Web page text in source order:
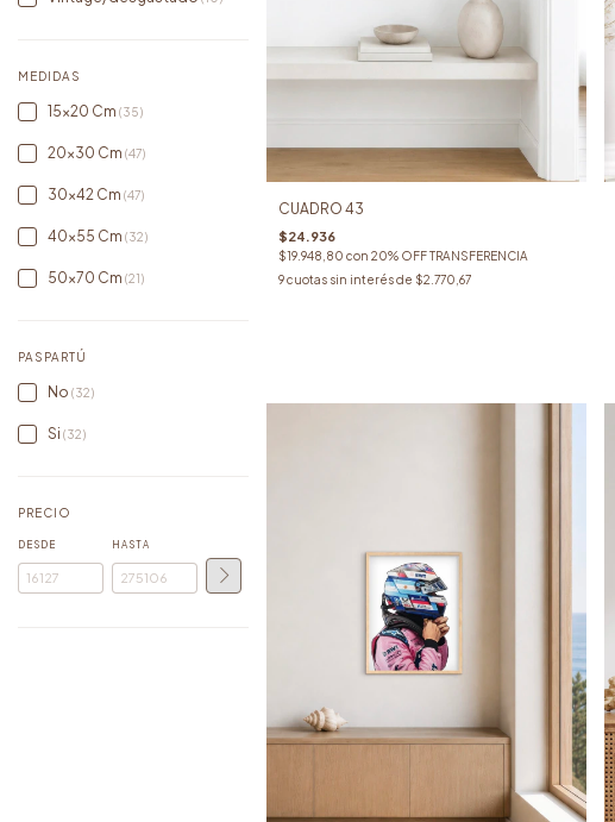
MEDIDAS
15x20 Cm (35)
20x30 Cm (47)
30x42 Cm (47)
40x55 Cm (32)
50x70 Cm (21)
PASPARTÚ
No (32)
Si (32)
PRECIO
DESDE HASTA
CUADRO 43
$24.936
$19.948,80 con 20% OFF TRANSFERENCIA
9cuotas sin interés de $2.770,67